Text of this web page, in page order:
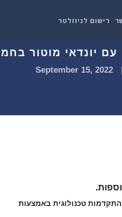
רישום לניוזלטר
יונדאי מוטור
September 15, 2022
מטרת ההסכם לתמוך בהתקדמות טכנולוגית באמצעות